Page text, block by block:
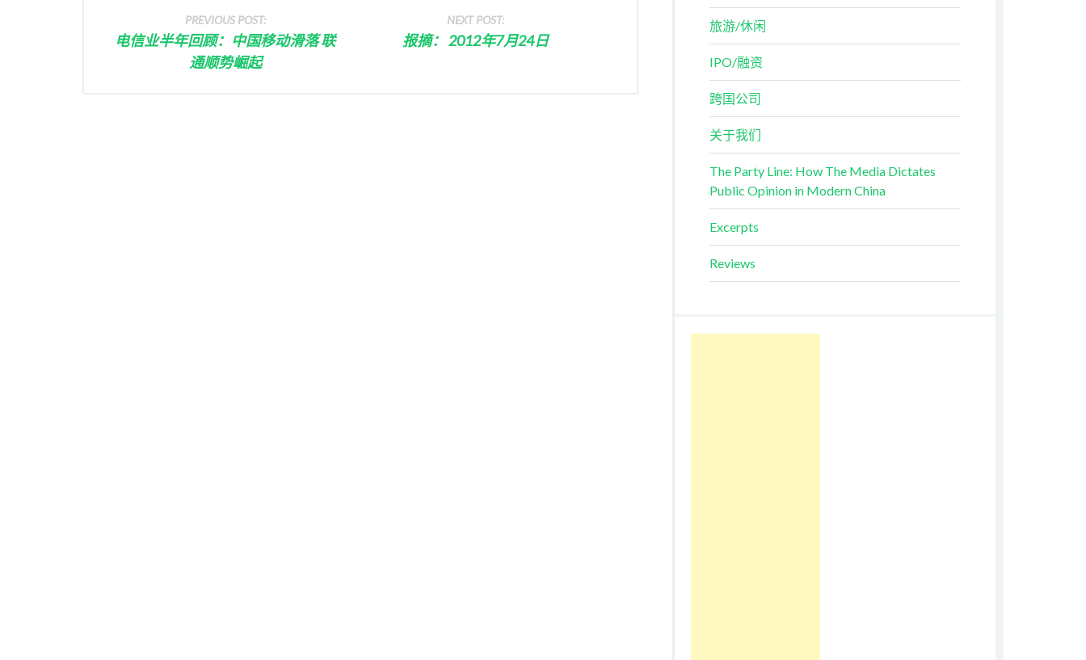
PREVIOUS POST:
电信业半年回顾：中国移动滑落 联
通顺势崛起
NEXT POST:
报摘： 2012年7月24日
旅游/休闲
IPO/融资
跨国公司
关于我们
The Party Line: How The Media Dictates
Public Opinion in Modern China
Excerpts
Reviews